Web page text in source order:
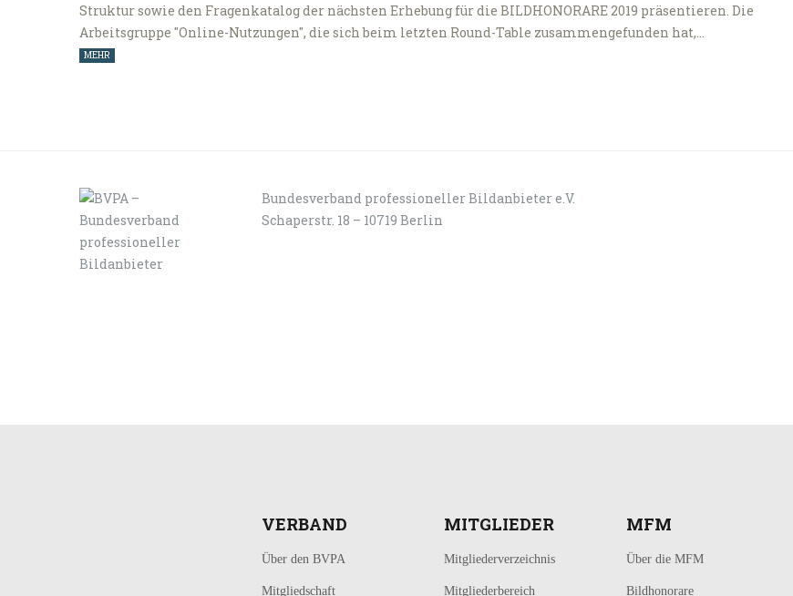
Struktur sowie den Fragenkatalog der nächsten Erhebung für die BILDHONORARE 2019 präsentieren. Die
Arbeitsgruppe "Online-Nutzungen", die sich beim letzten Round-Table zusammengefunden hat,…
MEHR
Bundesverband professioneller Bildanbieter e.V.
Schaperstr. 18 – 10719 Berlin
VERBAND
Über den BVPA
Mitgliedschaft
MITGLIEDER
Mitgliederverzeichnis
Mitgliederbereich
MFM
Über die MFM
Bildhonorare